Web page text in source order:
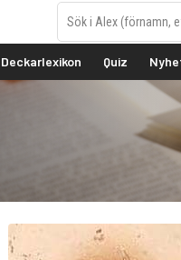
Deckarlexikon Quiz